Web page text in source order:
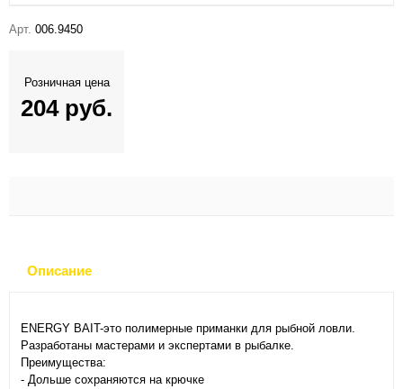
Арт. 006.9450
Розничная цена
204 руб.
Описание
ENERGY BAIT-это полимерные приманки для рыбной ловли.
Разработаны мастерами и экспертами в рыбалке.
Преимущества:
- Дольше сохраняются на крючке